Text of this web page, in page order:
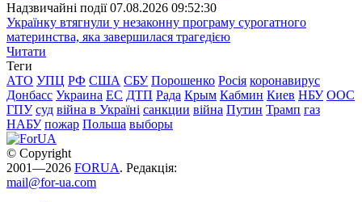
Надзвичайні події 07.08.2026 09:52:30
Українку втягнули у незаконну програму сурогатного
материнства, яка завершилася трагедією
Читати
Теги
АТО УПЦ РФ США СБУ Порошенко Росія коронавирус
Донбасс Украина ЕС ДТП Рада Крым Кабмин Киев НБУ ООС
ГПУ суд війна в Україні санкции війна Путин Трамп газ
НАБУ пожар Польша выборы
© Copyright
2001—2026 FORUA. Редакція:
mail@for-ua.com